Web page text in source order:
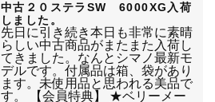
中古２０ステラSW 6000XG入荷
しました。
先日に引き続き本日も非常に素晴
らしい中古商品がまたまた入荷し
てきました。なんとシマノ最新モ
デルです。付属品は箱、袋があり
ます。未使用品と思われる美品で
す。 【会員特典】 ★ベリーメー